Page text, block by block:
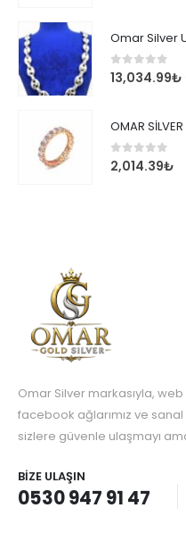
0out of 5
13,034.99₺
0 out of 5
2,014.39₺
Omar Silver markasıyla,
facebook ağlarımız ve
sizlere güvenle ulaşmayı
BIZE ULAŞIN
0530 947 91 47